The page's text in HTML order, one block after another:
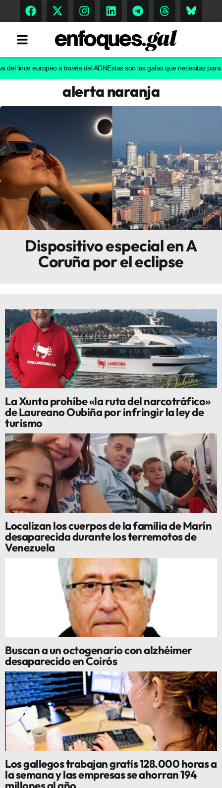
Gastronomía
Escenarios
Sostenibilidad
Innova
europeo a través del ADNEstas son las gafas que necesitas para ver
alerta naranja
Dispositivo especial en A
Coruña por el eclipse
La Xunta prohíbe «la ruta del narcotráfico»
de Laureano Oubiña por infringir la ley de
turismo
Localizan los cuerpos de la familia de Marín
desaparecida durante los terremotos de
Venezuela
Buscan a un octogenario con alzhéimer
desaparecido en Coirós
Los gallegos trabajan gratis 128.000 horas a
la semana y las empresas se ahorran 194